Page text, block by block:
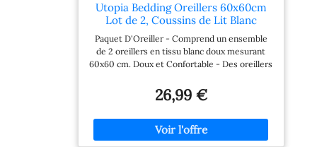
Utopia Bedding Oreillers 60x60cm
Lot de 2, Coussins de Lit Blanc
Paquet D'Oreiller - Comprend un ensemble
de 2 oreillers en tissu blanc doux mesurant
60x60 cm. Doux et Confortable - Des oreillers
confort maximal dans toutes les positions de
sommeil Construction Sans Déplacement - La
excellent soutien pour une bonne nuit de
sommeil car elle garantit que la tête du
26,99 €